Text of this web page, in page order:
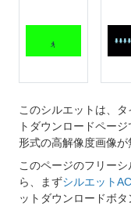
このシルエットは、
トダウンロードペー
形式の高解像度画像が
このページのフリー
ら、まずシルエット
ットダウンロードボ